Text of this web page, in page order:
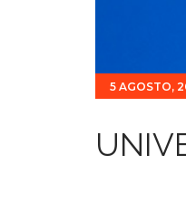
5 AGOSTO,